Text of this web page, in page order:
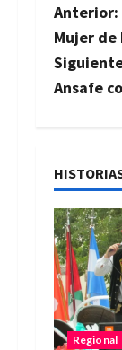
N
a
v
g
a
c
i
ó
Anterior:
Mujer
Ansafe
Regional